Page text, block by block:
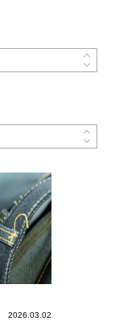
2026.03.02